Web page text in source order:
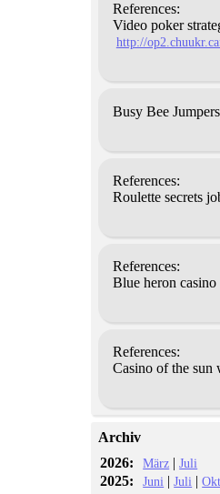
References:
Video poker
http://
Busy Bee Jumpers
References:
Roulette secrets
References:
Blue heron
References:
Casino of the sun
Archiv
2026:
März |Juli
2025: Juni |Juli |